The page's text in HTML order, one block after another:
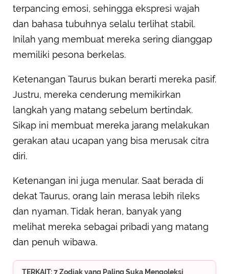
terpancing emosi, sehingga ekspresi wajah
dan bahasa tubuhnya selalu terlihat stabil.
Inilah yang membuat mereka sering dianggap
memiliki pesona berkelas.
Ketenangan Taurus bukan berarti mereka pasif.
Justru, mereka cenderung memikirkan
langkah yang matang sebelum bertindak.
Sikap ini membuat mereka jarang melakukan
gerakan atau ucapan yang bisa merusak citra
diri.
Ketenangan ini juga menular. Saat berada di
dekat Taurus, orang lain merasa lebih rileks
dan nyaman. Tidak heran, banyak yang
melihat mereka sebagai pribadi yang matang
dan penuh wibawa.
TERKAIT: 7 Zodiak yang Paling Suka Mengoleksi